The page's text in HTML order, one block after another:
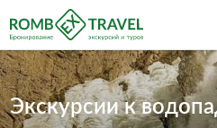
Экскурсии к